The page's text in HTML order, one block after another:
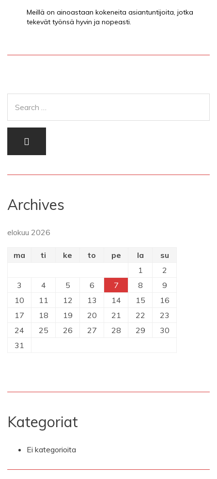
Meillä on ainoastaan kokeneita asiantuntijoita, jotka
tekevät työnsä hyvin ja nopeasti.
Archives
elokuu 2026
ma ti ke to pe la
su
1
2
3
4 5 6 7 8
9
10
11 12 13 14 15
16
17
18 19 20 21 22
23
24
25 26 27 28 29
30
31
Kategoriat
Ei kategorioita